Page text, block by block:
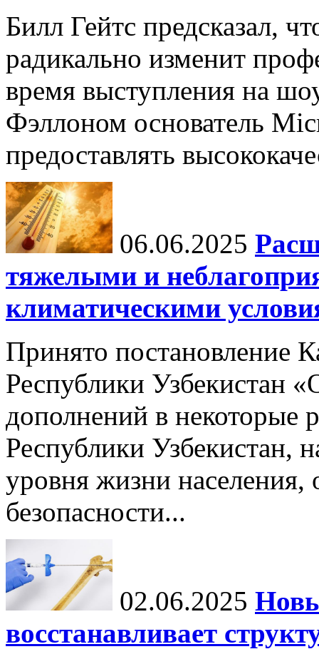
Билл Гейтс предсказал,
радикально изменит
время выступления на
Фэллоном основатель
предоставлять
06.06.2025
тяжелыми и
климатическими
Принято постановление
Республики Узбекистан
дополнений в некоторые
Республики Узбекистан,
уровня жизни населения,
безопасности...
02.06.2025
восстанавливает